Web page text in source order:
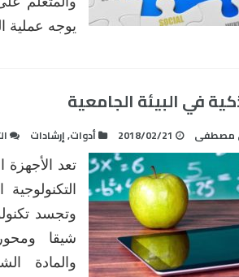
يوجه عملية
في البيئة الجامعية
مصطفى 2018/02/21 أدوات,إرشادات
تعد
وتجسد
شيقا
والمادة